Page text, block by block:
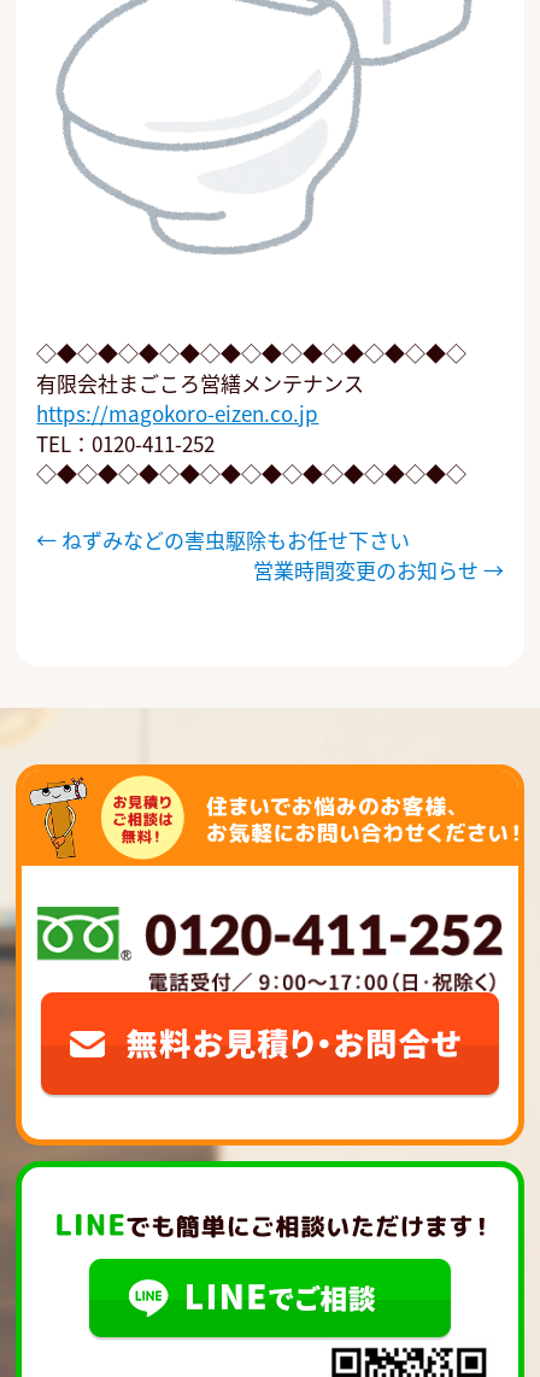
◇◆◇◆◇◆◇◆◇◆◇◆◇◆◇◆◇◆◇◆◇
有限会社まごころ営繕メンテナンス
https://magokoro-eizen.co.jp
TEL：0120-411-252
◇◆◇◆◇◆◇◆◇◆◇◆◇◆◇◆◇◆◇◆◇
稿
シ
ョ
ン
← ねずみなどの害虫駆除もお任せ下さい
営業時間変更のお知らせ →